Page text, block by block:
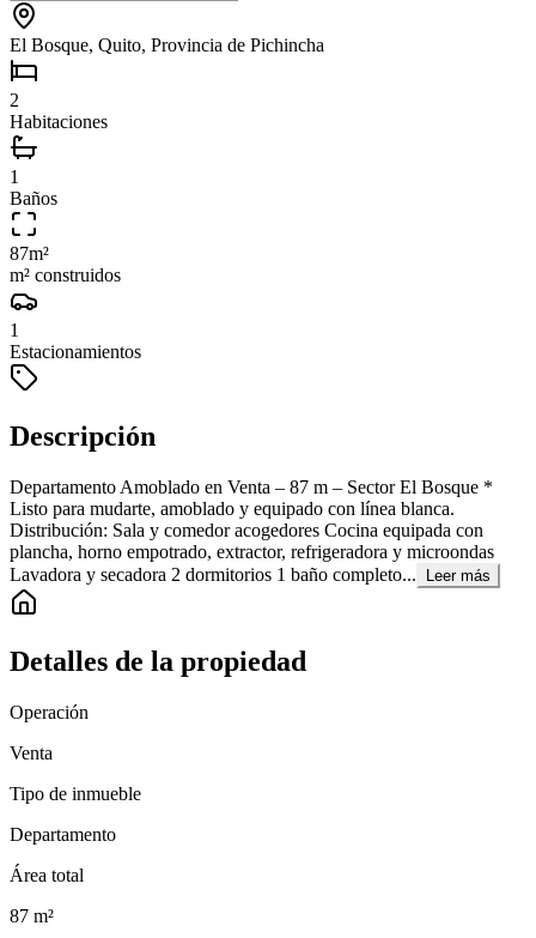
El Bosque, Quito, Provincia de Pichincha
2
Habitaciones
1
Baños
87m²
m² construidos
1
Estacionamientos
Descripción
Departamento Amoblado en Venta – 87 m – Sector El Bosque *
Listo para mudarte, amoblado y equipado con línea blanca.
Distribución: Sala y comedor acogedores Cocina equipada con
plancha, horno empotrado, extractor, refrigeradora y microondas
Lavadora y secadora 2 dormitorios 1 baño completo...
Leer más
Detalles de la propiedad
Operación
Venta
Tipo de inmueble
Departamento
Área total
87 m²